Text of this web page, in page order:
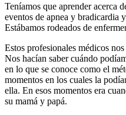
Teníamos que aprender acerca
eventos de apnea y bradicardia
Estábamos rodeados de
Estos profesionales médicos
Nos hacían saber cuándo
en lo que se conoce como el
momentos en los cuales la
ella. En esos momentos era
su mamá y papá.